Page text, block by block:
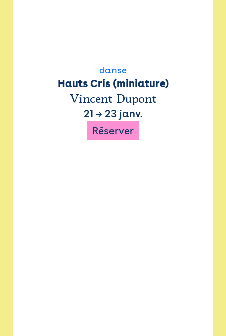
danse
Hauts Cris (miniature)
Vincent Dupont
21 → 23 janv.
Réserver